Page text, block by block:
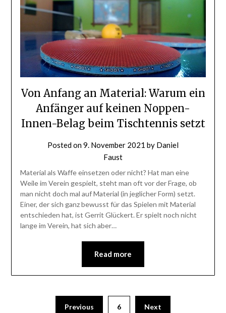
Von Anfang an Material: Warum ein
Anfänger auf keinen Noppen-
Innen-Belag beim Tischtennis setzt
Posted on9. November 2021 by Daniel
Faust
Material als Waffe einsetzen oder nicht? Hat man eine
Weile im Verein gespielt, steht man oft vor der Frage, ob
man nicht doch mal auf Material (in jeglicher Form) setzt.
Einer, der sich ganz bewusst für das Spielen mit Material
entschieden hat, ist Gerrit Glückert. Er spielt noch nicht
lange im Verein, hat sich aber…
Read more
Seitennummerierung
Previous 6 Next